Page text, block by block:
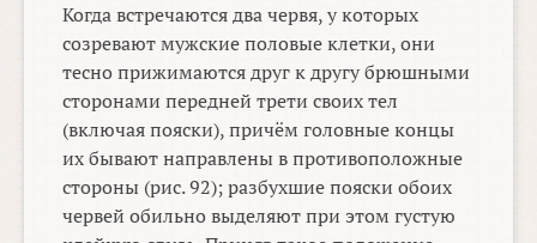
Когда встречаются два червя, у которых
созревают мужские половые клетки, они
тесно прижимаются друг к другу брюшными
сторонами передней трети своих тел
(включая пояски), причём головные концы
их бывают направлены в противоположные
стороны (рис. 92); разбухшие пояски обоих
червей обильно выделяют при этом густую